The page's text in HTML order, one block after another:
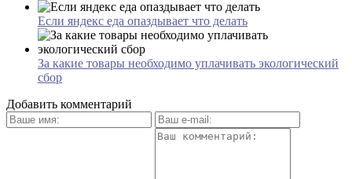
Если яндекс еда опаздывает что делать
За какие товары необходимо уплачивать экологический
сбор
Добавить комментарий